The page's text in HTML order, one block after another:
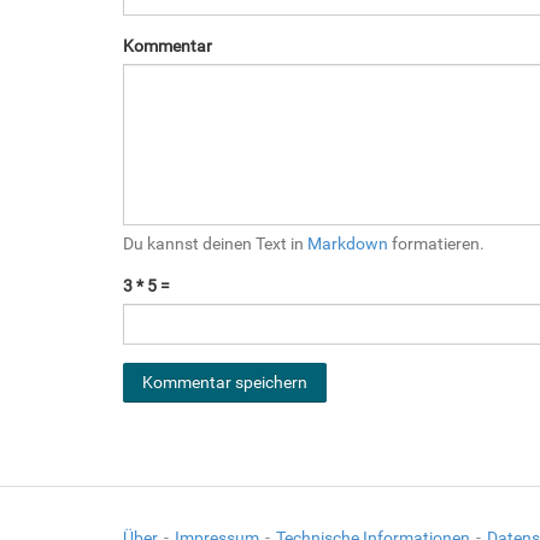
Kommentar
Du kannst deinen Text in Markdown formatieren.
3 * 5 =